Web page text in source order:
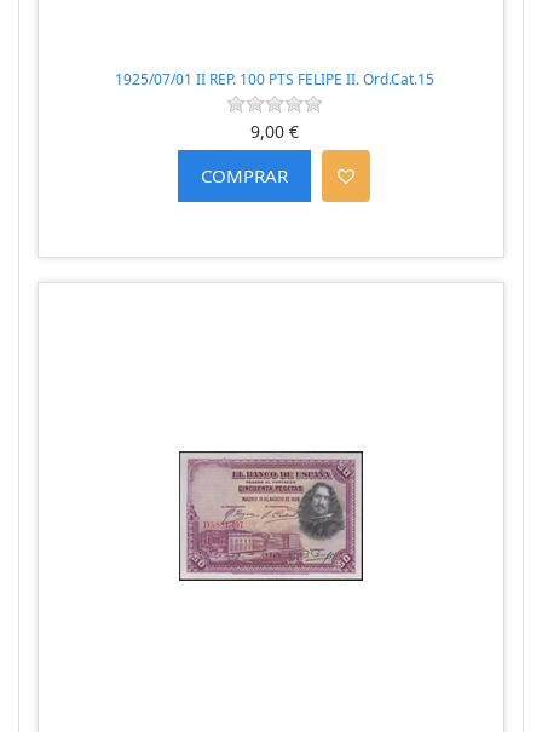
1925/07/01 II REP. 100 PTS FELIPE II. Ord.Cat.15
9,00 €